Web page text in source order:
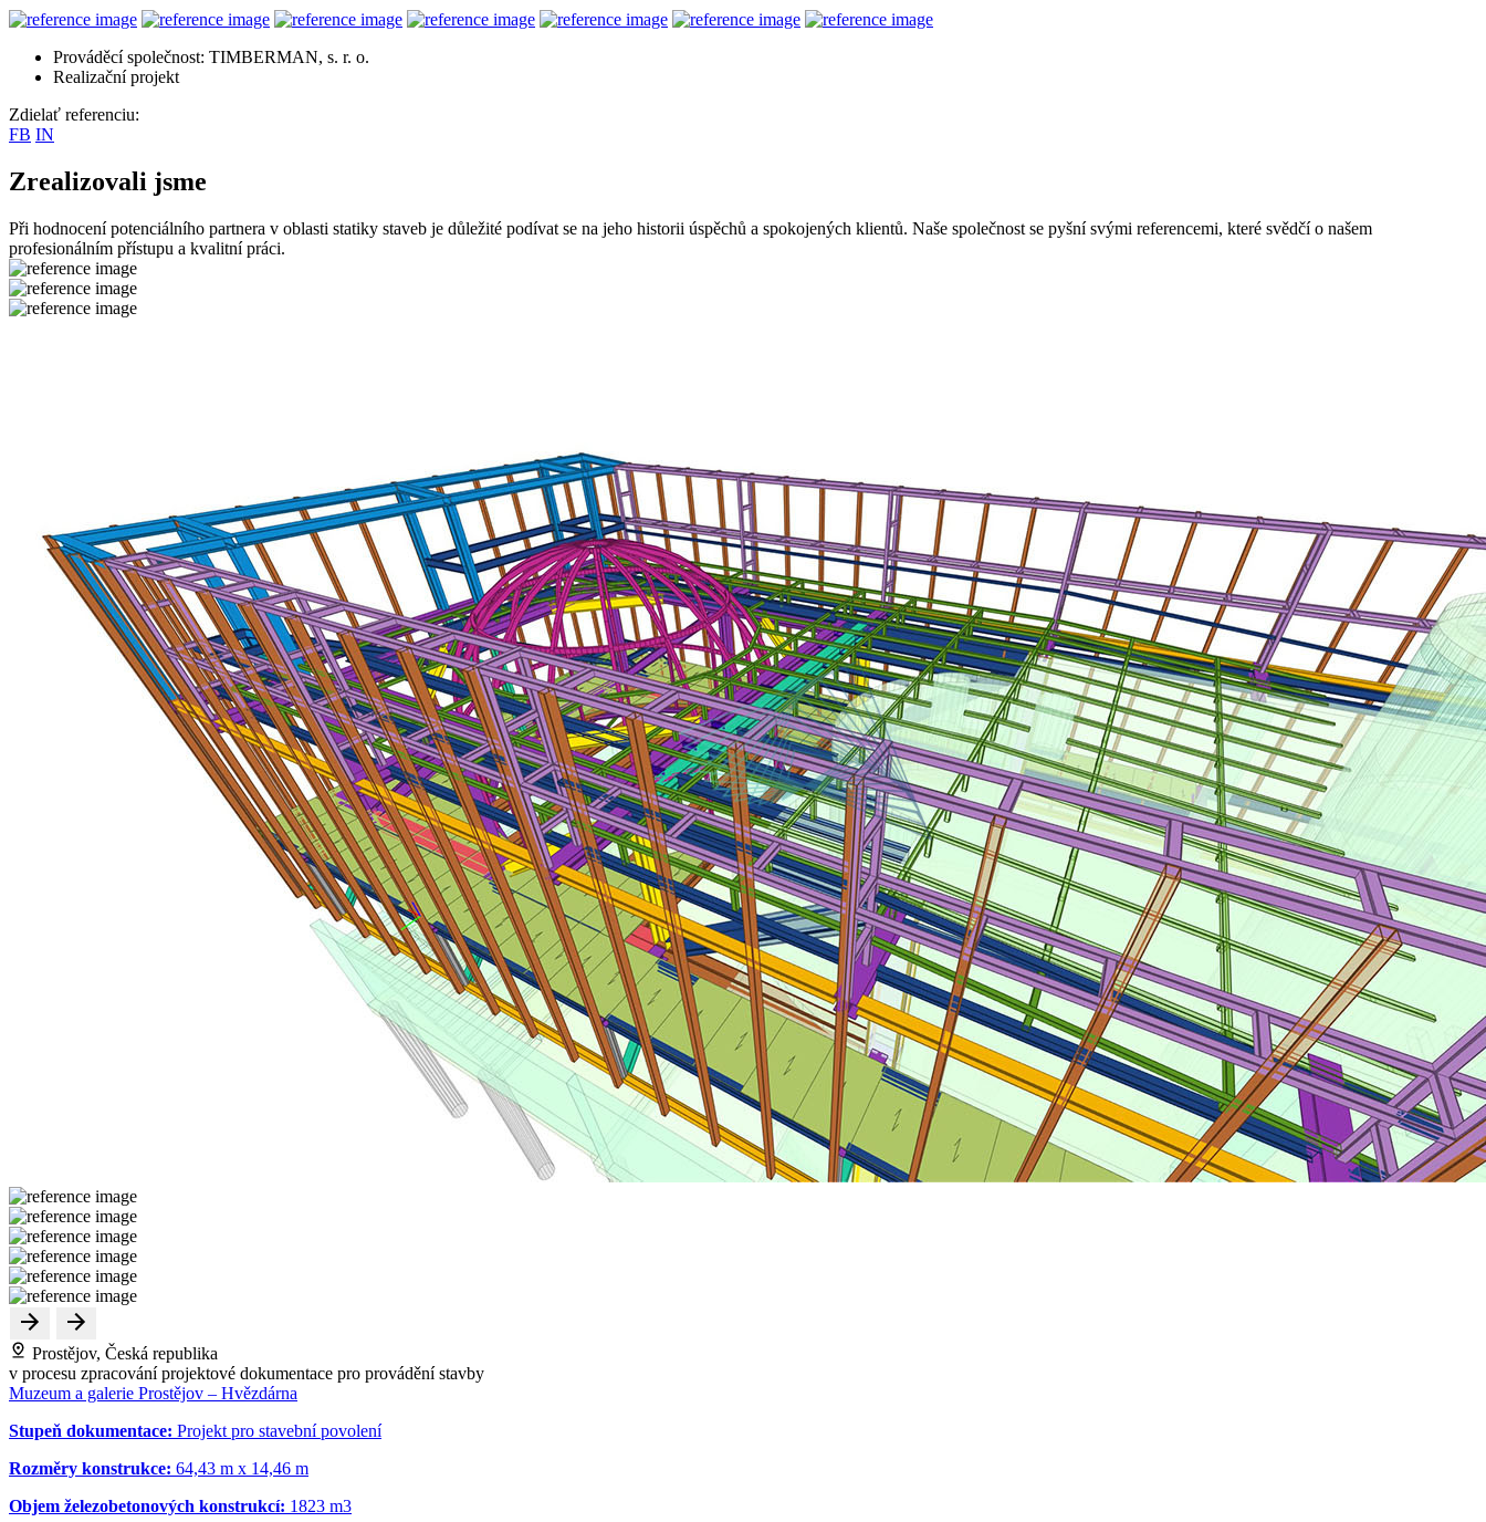
Prováděcí společnost: TIMBERMAN, s. r. o.
Realizační projekt
Zdielať referenciu:
FB IN
Zrealizovali jsme
Při hodnocení potenciálního partnera v oblasti statiky staveb je důležité podívat se na jeho historii úspěchů a spokojených klientů. Naše společnost se pyšní svými referencemi, které svědčí o našem
profesionálním přístupu a kvalitní práci.
Prostějov, Česká republika
v procesu zpracování projektové dokumentace pro provádění stavby
Muzeum a galerie Prostějov – Hvězdárna
Stupeň dokumentace: Projekt pro stavební povolení
Rozměry konstrukce: 64,43 m x 14,46 m
Objem železobetonových konstrukcí: 1823 m3